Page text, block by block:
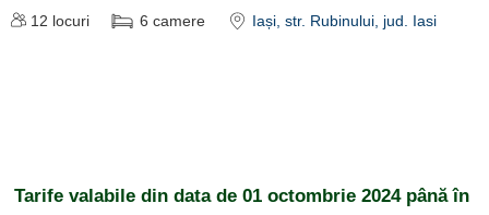
12 locuri 6 camere Iași, str. Rubinului, jud. Iasi
Tarife valabile din data de 01 octombrie 2024până în